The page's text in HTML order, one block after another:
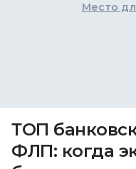
Место
ТОП
ФЛП: когда